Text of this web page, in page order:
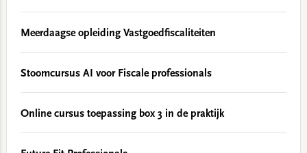
Meerdaagse opleiding Vastgoedfiscaliteiten
Stoomcursus AI voor Fiscale professionals
Online cursus toepassing box 3 in de praktijk